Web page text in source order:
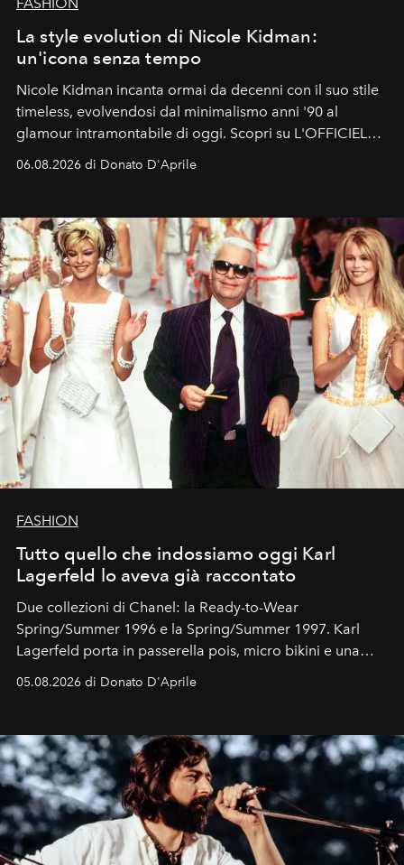
La style evolution di Nicole Kidman:
un'icona senza tempo
Nicole Kidman incanta ormai da decenni con il suo stile
timeless, evolvendosi dal minimalismo anni '90 al
glamour intramontabile di oggi. Scopri su L'OFFICIEL
Italia la sua style evolution.
06.08.2026 di Donato D'Aprile
FASHION
Tutto quello che indossiamo oggi Karl
Lagerfeld lo aveva già raccontato
Due collezioni di Chanel: la Ready-to-Wear
Spring/Summer 1996 e la Spring/Summer 1997. Karl
Lagerfeld porta in passerella pois, micro bikini e una
logomania pensata per la spiaggia
Kate, Claudia e Carla una dietro l'altra. Trent'anni dopo,
uno dei documenti più contemporanei che abbiamo.
05.08.2026 di Donato D'Aprile